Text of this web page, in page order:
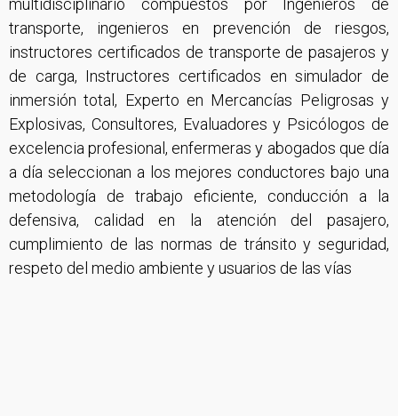
multidisciplinario compuestos por Ingenieros de
transporte, ingenieros en prevención de riesgos,
instructores certificados de transporte de pasajeros y
de carga, Instructores certificados en simulador de
inmersión total, Experto en Mercancías Peligrosas y
Explosivas, Consultores, Evaluadores y Psicólogos de
excelencia profesional, enfermeras y abogados que día
a día seleccionan a los mejores conductores bajo una
metodología de trabajo eficiente, conducción a la
defensiva, calidad en la atención del pasajero,
cumplimiento de las normas de tránsito y seguridad,
respeto del medio ambiente y usuarios de las vías